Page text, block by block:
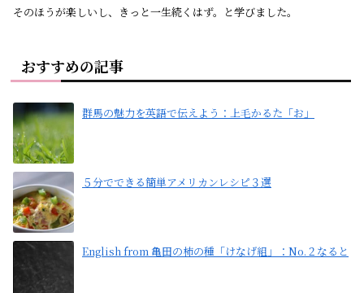
そのほうが楽しいし、きっと一生続くはず。と学びました。
おすすめの記事
群馬の魅力を英語で伝えよう：上毛かるた「お」
５分でできる簡単アメリカンレシピ３選
English from 亀田の柿の種「けなげ組」：No.２なると